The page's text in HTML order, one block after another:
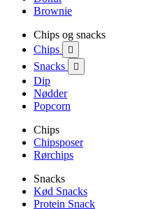
Brownie
Chips og snacks
Chips

Snacks 
Dip
Nødder
Popcorn
Chips
Chipsposer
Rørchips
Snacks
Kød Snacks
Protein Snack